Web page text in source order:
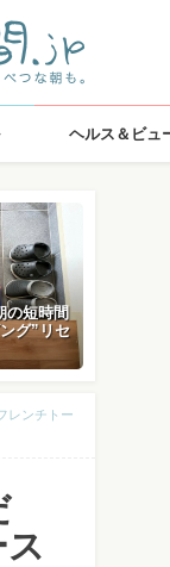
ヘルス＆ビュ
の短時間
グ”リセ
レンチトー